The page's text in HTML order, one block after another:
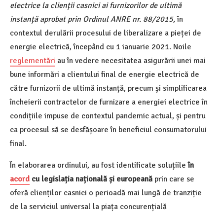
electrice la clienții casnici ai furnizorilor de ultimă
instanță aprobat prin Ordinul ANRE nr. 88/2015,în
contextul derulării procesului de liberalizare a pieței de
energie electrică, începând cu 1 ianuarie 2021. Noile
reglementări au în vedere necesitatea asigurării unei mai
bune informări a clientului final de energie electrică de
către furnizorii de ultimă instanță, precum și simplificarea
încheierii contractelor de furnizare a energiei electrice în
condițiile impuse de contextul pandemic actual, și pentru
ca procesul să se desfășoare în beneficiul consumatorului
final.
În elaborarea ordinului, au fost identificate soluțiileîn
acord cu legislația națională și europeană prin care se
oferă clienților casnici o perioadă mai lungă de tranziție
de la serviciul universal la piața concurențială